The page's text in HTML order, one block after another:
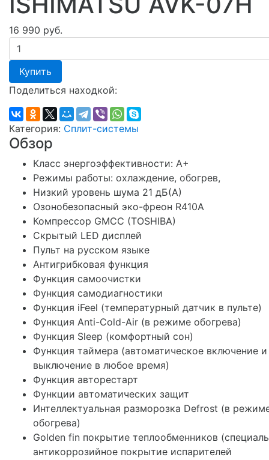
16 990 руб.
Купить
Поделиться находкой:
Категория: Сплит-системы
Обзор
Класс энергоэффективности: А+
Режимы работы: охлаждение, обогрев,
Низкий уровень шума 21 дБ(А)
Озонобезопасный эко-фреон R410A
Компрессор GMCC (TOSHIBA)
Скрытый LED дисплей
Пульт на русском языке
Антигрибковая функция
Функция самоочистки
Функция самодиагностики
Функция iFeel (температурный датчик в пульте)
Функция Anti-Cold-Air (в режиме обогрева)
Функция Sleep (комфортный сон)
Функция таймера (автоматическое включение и
выключение в любое время)
Функция авторестарт
Функции автоматических защит
Интеллектуальная разморозка Defrost (в
обогрева)
Golden fin покрытие теплообменников
антикоррозийное покрытие испарителей